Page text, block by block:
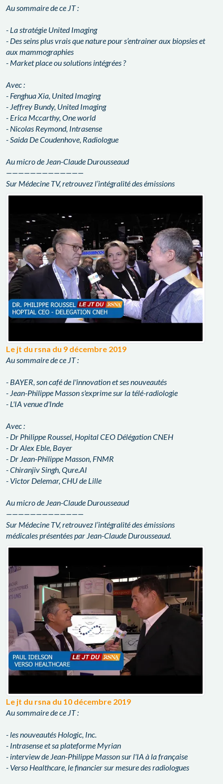
Au sommaire de ce JT :
- La stratégie United Imaging
- Des seins plus vrais que nature pour s’entrainer aux biopsies et
aux mammographies
- Market place ou solutions intégrées ?
Avec :
- Fenghua Xia, United Imaging
- Jeffrey Bundy, United Imaging
- Erica Mccarthy, One world
- Nicolas Reymond, Intrasense
- Saida De Coudenhove, Radiologue
Au micro de Jean-Claude Durousseaud
—————————————
Sur Médecine TV, retrouvez l’intégralité des émissions
Le jt du rsna du 9 décembre 2019
Au sommaire de ce JT :
- BAYER, son café de l'innovation et ses nouveautés
- Jean-Philippe Masson s'exprime sur la télé-radiologie
- L'IA venue d'Inde
Avec :
- Dr Philippe Roussel, Hopital CEO Délégation CNEH
- Dr Alex Eble, Bayer
- Dr Jean-Philippe Masson, FNMR
- Chiranjiv Singh, Qure.AI
- Victor Delemar, CHU de Lille
Au micro de Jean-Claude Durousseaud
—————————————
Sur Médecine TV, retrouvez l’intégralité des émissions
médicales présentées par Jean-Claude Durousseaud.
Le jt du rsna du 10 décembre 2019
Au sommaire de ce JT :
- les nouveautés Hologic, Inc.
- Intrasense et sa plateforme Myrian
- interview de Jean-Philippe Masson sur l'IA à la française
- Verso Healthcare, le financier sur mesure des radiologues